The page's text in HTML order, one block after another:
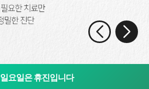
일요일은 휴진입니다